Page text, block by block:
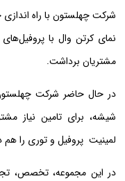
شرکت چهلستون با راه اندازی
نمای کرتن وال با
مشتریان برداشت.
شیشه، برای تامین نیاز
لمینیت پروفیل و توری را هم